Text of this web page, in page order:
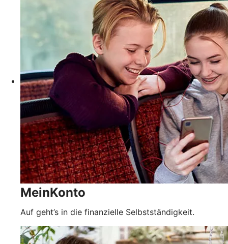
MeinKonto
Auf geht’s in die finanzielle Selbstständigkeit.